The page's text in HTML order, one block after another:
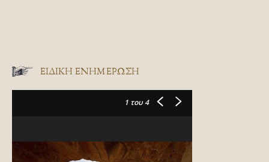
ΕΙΔΙΚΉ ΕΝΗΜΈΡΩΣΗ
1 του 4